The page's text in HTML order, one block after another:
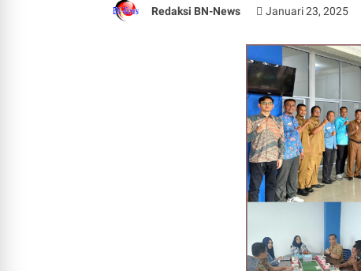
Redaksi BN-News Januari 23, 2025